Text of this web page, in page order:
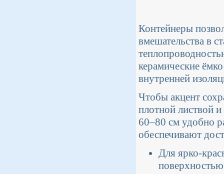
Контейнеры
вмешательства в
керамические
внутренней
Чтобы акцент
плотной листвой
60–80 см удобно
обеспечивают
Для ярко-